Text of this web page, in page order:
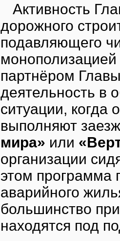
Активность
дорожного
подавляющего
монополизацией
партнёром
деятельность в
ситуации, когда
выполняют
мира» или
организации
этом программа
аварийного
большинство
находятся под